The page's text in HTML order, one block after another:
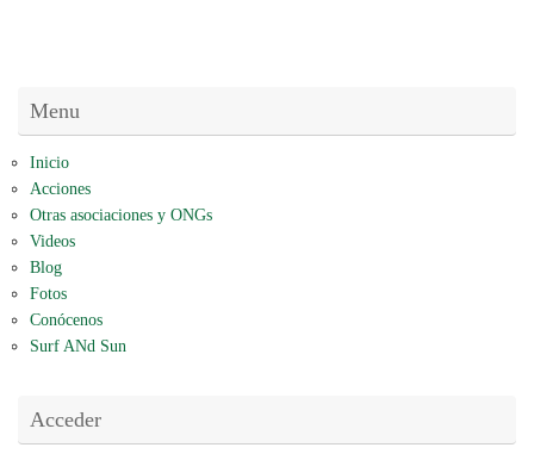
Menu
Inicio
Acciones
Otras asociaciones y ONGs
Videos
Blog
Fotos
Conócenos
Surf ANd Sun
Acceder